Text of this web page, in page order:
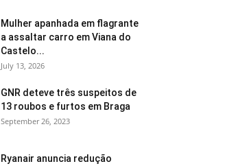
Mulher apanhada em flagrante
a assaltar carro em Viana do
Castelo...
July 13, 2026
GNR deteve três suspeitos de
13 roubos e furtos em Braga
September 26, 2023
Ryanair anuncia redução